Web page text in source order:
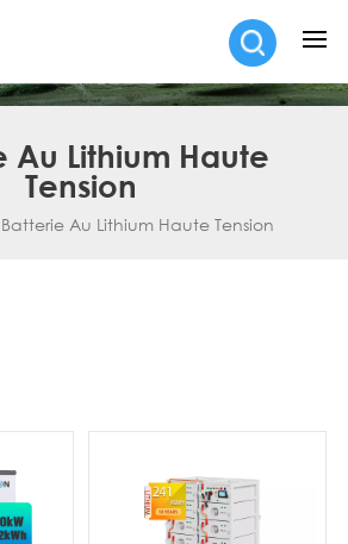
Au Lithium Haute
Tension
Batterie Au Lithium Haute Tension